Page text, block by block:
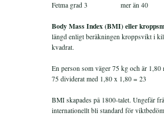
Fetma grad 3 mer än 40
Body Mass Index (BMI) eller
längd enligt beräkningen kroppsvikt i
kvadrat.
En person som väger 75 kg och är
75 dividerat med 1,80 x 1,80 = 23
BMI skapades på 1800-talet. Ungefär
internationellt bli standard för